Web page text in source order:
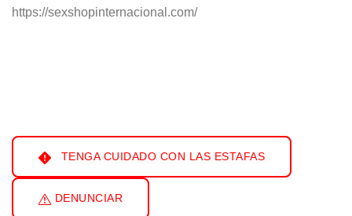
https://sexshopinternacional.com/
TENGA CUIDADO CON LAS ESTAFAS
DENUNCIAR